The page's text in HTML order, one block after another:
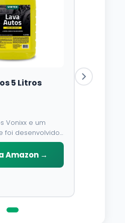
5 Litros
Vonixx e um
foi desenvolvido
proteger e
lataria do veiculo.
neutro, pode
Amazon →